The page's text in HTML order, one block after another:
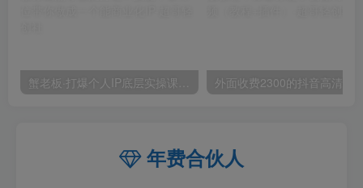
蟹老板·打爆个人IP底层实操课，教你成熟专业的打造IP技能，全方位带你做成一个能商业化IP
年费合伙人